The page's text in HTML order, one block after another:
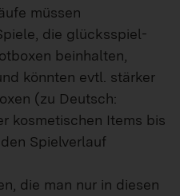
müssen
die glücksspiel-
beinhalten,
könnten evtl. stärker
(zu Deutsch:
kosmetischen Items bis
Spielverlauf
die man nur in diesen